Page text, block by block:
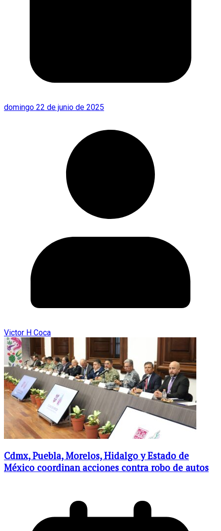
domingo 22 de junio de 2025
Victor H Coca
Cdmx, Puebla, Morelos, Hidalgo y Estado de
México coordinan acciones contra robo de autos